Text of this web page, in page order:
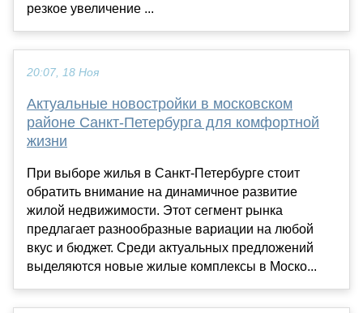
резкое увеличение ...
20:07, 18 Ноя
Актуальные новостройки в московском
районе Санкт-Петербурга для комфортной
жизни
При выборе жилья в Санкт-Петербурге стоит
обратить внимание на динамичное развитие
жилой недвижимости. Этот сегмент рынка
предлагает разнообразные вариации на любой
вкус и бюджет. Среди актуальных предложений
выделяются новые жилые комплексы в Моско...